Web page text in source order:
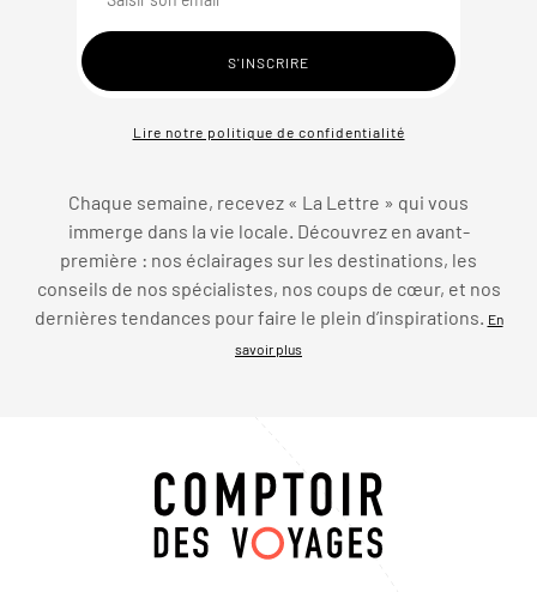
Lire notre politique de confidentialité
Chaque semaine, recevez « La Lettre » qui vous
immerge dans la vie locale. Découvrez en avant-
première : nos éclairages sur les destinations, les
conseils de nos spécialistes, nos coups de cœur, et nos
dernières tendances pour faire le plein d’inspirations. En
savoir plus